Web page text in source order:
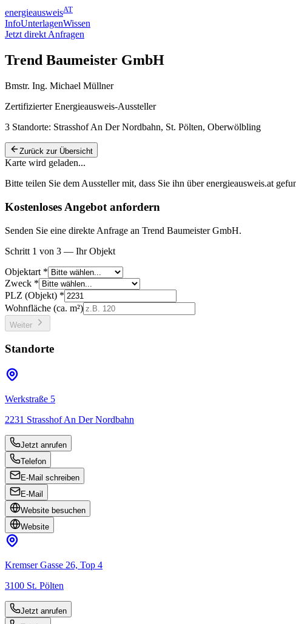
energieausweisAT
InfoUnterlagenWissen
Jetzt direkt Anfragen
Trend Baumeister GmbH
Bmstr. Ing. Michael Müllner
Zertifizierter Energieausweis-Aussteller
3 Standorte: Strasshof An Der Nordbahn, St. Pölten, Oberwölbling
Zurück zur Übersicht
Karte wird geladen...
Bitte teilen Sie dem Aussteller mit, dass Sie ihn überenergieausweis.at
Kostenloses Angebot anfordern
Senden Sie eine direkte Anfrage an Trend Baumeister GmbH.
Schritt 1 von 3 — Ihr Objekt
Objektart *
Zweck *
PLZ (Objekt) *
Wohnfläche (ca. m²)
Weiter
Standorte
Werkstraße 5
2231 Strasshof An Der Nordbahn
Jetzt anrufen
Telefon
E-Mail schreiben
E-Mail
Website besuchen
Website
Kremser Gasse 26, Top 4
3100 St. Pölten
Jetzt anrufen